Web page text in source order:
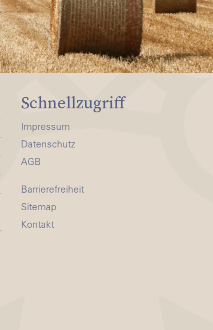
Schnellzugriff
Impressum
Datenschutz
AGB
Barrierefreiheit
Sitemap
Kontakt